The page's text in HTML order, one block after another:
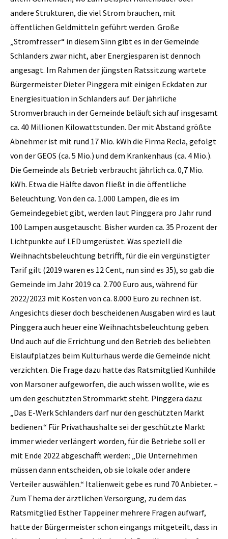
andere Strukturen, die viel Strom brauchen, mit
öffentlichen Geldmitteln geführt werden. Große
„Stromfresser“ in diesem Sinn gibt es in der Gemeinde
Schlanders zwar nicht, aber Energiesparen ist dennoch
angesagt. Im Rahmen der jüngsten Ratssitzung wartete
Bürgermeister Dieter Pinggera mit einigen Eckdaten zur
Energiesituation in Schlanders auf. Der jährliche
Stromverbrauch in der Gemeinde beläuft sich auf insgesamt
ca. 40 Millionen Kilowattstunden. Der mit Abstand größte
Abnehmer ist mit rund 17 Mio. kWh die Firma Recla, gefolgt
von der GEOS (ca. 5 Mio.) und dem Krankenhaus (ca. 4 Mio.).
Die Gemeinde als Betrieb verbraucht jährlich ca. 0,7 Mio.
kWh. Etwa die Hälfte davon fließt in die öffentliche
Beleuchtung. Von den ca. 1.000 Lampen, die es im
Gemeindegebiet gibt, werden laut Pinggera pro Jahr rund
100 Lampen ausgetauscht. Bisher wurden ca. 35 Prozent der
Lichtpunkte auf LED umgerüstet. Was speziell die
Weihnachtsbeleuchtung betrifft, für die ein vergünstigter
Tarif gilt (2019 waren es 12 Cent, nun sind es 35), so gab die
Gemeinde im Jahr 2019 ca. 2.700 Euro aus, während für
2022/2023 mit Kosten von ca. 8.000 Euro zu rechnen ist.
Angesichts dieser doch bescheidenen Ausgaben wird es laut
Pinggera auch heuer eine Weihnachtsbeleuchtung geben.
Und auch auf die Errichtung und den Betrieb des beliebten
Eislaufplatzes beim Kulturhaus werde die Gemeinde nicht
verzichten. Die Frage dazu hatte das Ratsmitglied Kunhilde
von Marsoner aufgeworfen, die auch wissen wollte, wie es
um den geschützten Strommarkt steht. Pinggera dazu:
„Das E-Werk Schlanders darf nur den geschützten Markt
bedienen.“ Für Privathaushalte sei der geschützte Markt
immer wieder verlängert worden, für die Betriebe soll er
mit Ende 2022 abgeschafft werden: „Die Unternehmen
müssen dann entscheiden, ob sie lokale oder andere
Verteiler auswählen.“ Italienweit gebe es rund 70 Anbieter. –
Zum Thema der ärztlichen Versorgung, zu dem das
Ratsmitglied Esther Tappeiner mehrere Fragen aufwarf,
hatte der Bürgermeister schon eingangs mitgeteilt, dass in